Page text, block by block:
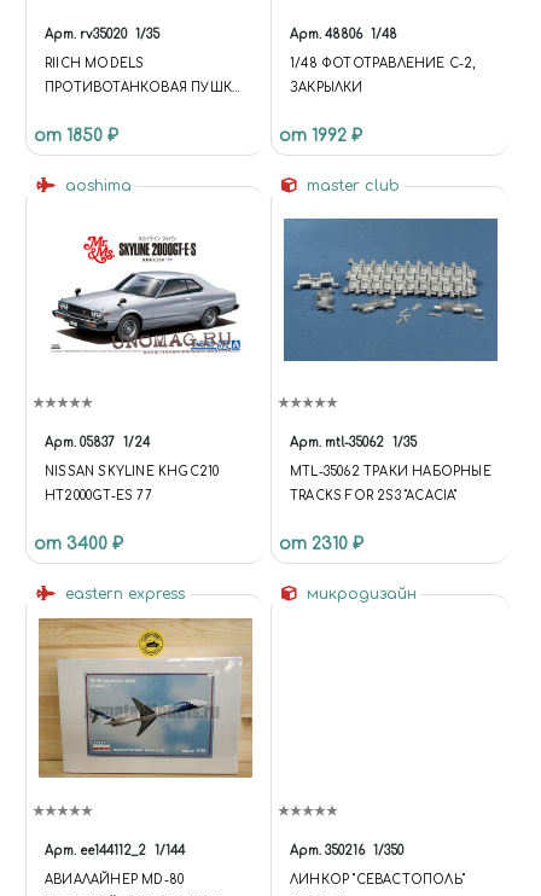
Арт. rv35020 1/35
RIICH MODELS
ПРОТИВОТАНКОВАЯ ПУШКА
от 1850 ₽
Арт. 48806 1/48
1/48 ФОТОТРАВЛЕНИЕ C-2,
ЗАКРЫЛКИ
от 1992 ₽
aoshima
Арт. 05837 1/24
NISSAN SKYLINE KHGC210
HT2000GT-ES 77
от 3400 ₽
master club
Арт. mtl-35062 1/35
MTL-35062 ТРАКИ НАБОРНЫЕ
TRACKS FOR 2S3 "ACACIA"
от 2310 ₽
eastern express
Арт. ее144112_2 1/144
АВИАЛАЙНЕР MD-80
микродизайн
Арт. 350216 1/350
ЛИНКОР "СЕВАСТОПОЛЬ"